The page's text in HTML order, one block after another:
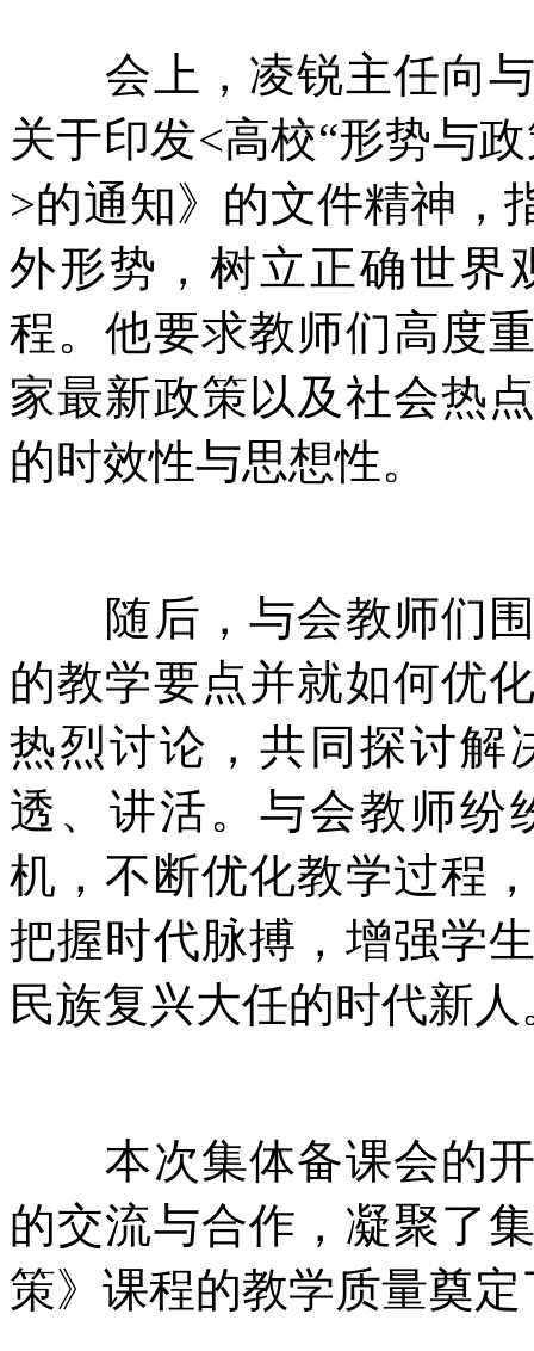
会上，凌锐主任向与
关于印发<高校“形势与
>的通知》的文件精神，
外形势，树立正确世界
程。他要求教师们高度
家最新政策以及社会热
的时效性与思想性。
随后，与会教师们围
的教学要点并就如何优
热烈讨论，共同探讨解
透、讲活。与会教师纷
机，不断优化教学过程
把握时代脉搏，增强学
民族复兴大任的时代新人
本次集体备课会的开
的交流与合作，凝聚了
策》课程的教学质量奠